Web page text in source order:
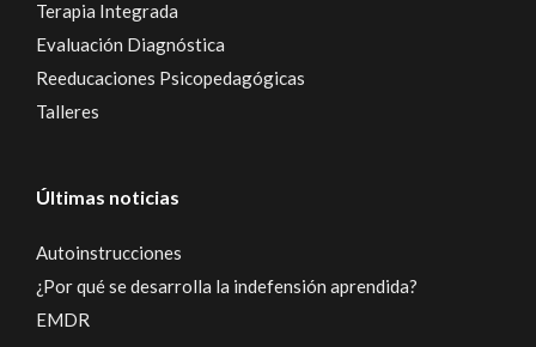
Terapia Integrada
Evaluación Diagnóstica
Reeducaciones Psicopedagógicas
Talleres
Últimas noticias
Autoinstrucciones
¿Por qué se desarrolla la indefensión aprendida?
EMDR